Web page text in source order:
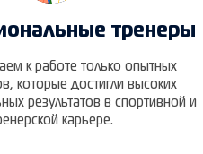
тренеры
к работе только опытных
которые достигли высоких
результатов в спортивной и
карьере.